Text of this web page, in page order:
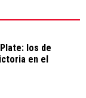
los de
en el